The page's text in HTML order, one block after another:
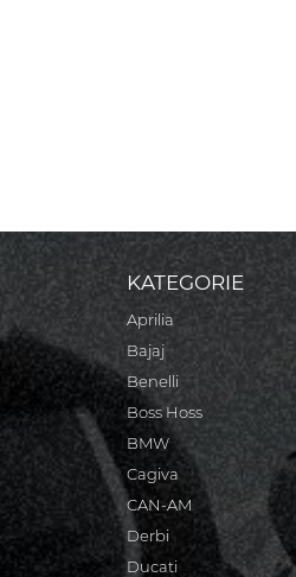
KATEGORIE
Aprilia
Bajaj
Benelli
Boss Hoss
BMW
Cagiva
CAN-AM
Derbi
Ducati